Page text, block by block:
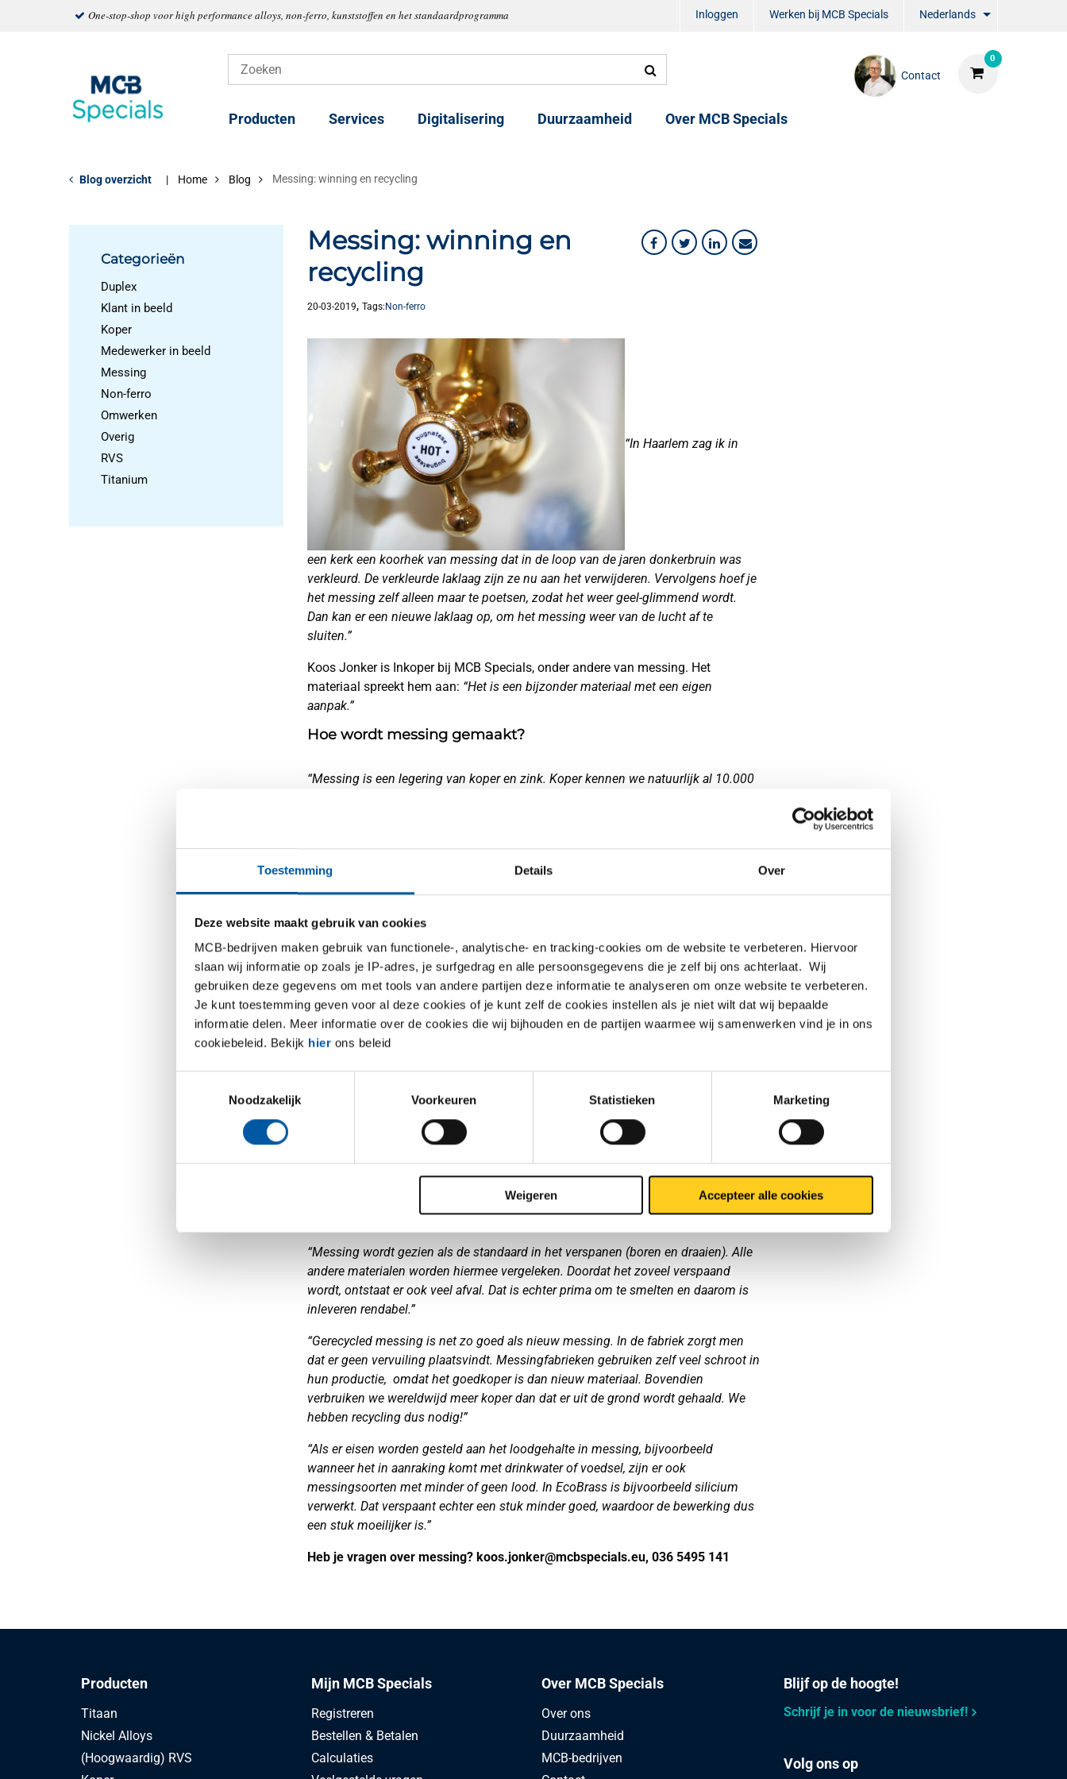
Toestemming Details Over
Deze website maakt gebruik van cookies
MCB-bedrijven maken gebruik van functionele-, analytische- en tracking-cookies om de website te verbeteren. Hiervoor
slaan wij informatie op zoals je IP-adres, je surfgedrag en alle persoonsgegevens die je zelf bij ons achterlaat. Wij
gebruiken deze gegevens om met tools van andere partijen deze informatie te analyseren om onze website te verbeteren.
Je kunt toestemming geven voor al deze cookies of je kunt zelf de cookies instellen als je niet wilt dat wij bepaalde
informatie delen. Meer informatie over de cookies die wij bijhouden en de partijen waarmee wij samenwerken vind je in ons
cookiebeleid. Bekijk hier ons beleid
Noodzakelijk
Voorkeuren Statistieken Marketing
Weigeren Accepteer alle cookies
One-stop-shop voor high performance alloys, non-ferro, kunststoffen en het standaardprogramma Inloggen Werken bij MCB Specials Nederlands
0
Contact
Producten Services Digitalisering Duurzaamheid Over MCB Specials
Blog overzicht Home Blog Messing: winning en recycling
Categorieën
Duplex
Klant in beeld
Koper
Medewerker in beeld
Messing
Non-ferro
Omwerken
Overig
RVS
Titanium
Messing: winning en
recycling
20-03-2019, Tags: Non-ferro
“In Haarlem zag ik in
een kerk een koorhek van messing dat in de loop van de jaren donkerbruin was
verkleurd. De verkleurde laklaag zijn ze nu aan het verwijderen. Vervolgens hoef je
het messing zelf alleen maar te poetsen, zodat het weer geel-glimmend wordt.
Dan kan er een nieuwe laklaag op, om het messing weer van de lucht af te
sluiten.”
Koos Jonker is Inkoper bij MCB Specials, onder andere van messing. Het
materiaal spreekt hem aan: “Het is een bijzonder materiaal met een eigen
aanpak.”
Hoe wordt messing gemaakt?
“Messing is een legering van koper en zink. Koper kennen we natuurlijk al 10.000
“Je kunt messing dus niet, als erts, delven in een mijn. Het wordt gemaakt van de
ertsen koper en zink. Door de verhouding koper – zink te controleren en eventueel
waardevol, omdat het een goede spanenbreker is. In de norm van messing staat
een enorme lijst met legeringen: er is heel veel mogelijk.”
“Let wel op: ijzer roest, maar koper, messing en zink oxideren ook. Ze krijgen ook
een laag, maar die ziet er anders uit dan bij ijzer. Messing wordt namelijk
donkerbruin en kan zelfs groenig worden, net als koper. Dat is vanwege een
reactie met zuurstof. Door het metaal af te sluiten van de buitenlucht, zou je dat
kunnen voorkomen. Zodra de laklaag beschadigt, zal het oxidatieproces echter
weer haar gang kunnen gaan”.
“Zuren werken ook in op het metaal en zorgen voor verkleuring. Houd er rekening
mee dat het zweet wat op onze handen zit ook zuur is. Als je met je vingers aan
het materiaal zit, zullen er donkere vlekken ontstaan. Door het metaal “op te
schuren” met koperpoets of Brasso (verkrijgbaar in de supermarkt) is het weer
mooi glimmend te maken”.
Recycling van messing
“Messing wordt gezien als de standaard in het verspanen (boren en draaien). Alle
andere materialen worden hiermee vergeleken. Doordat het zoveel verspaand
wordt, ontstaat er ook veel afval. Dat is echter prima om te smelten en daarom is
inleveren rendabel.”
“Gerecycled messing is net zo goed als nieuw messing. In de fabriek zorgt men
dat er geen vervuiling plaatsvindt. Messingfabrieken gebruiken zelf veel schroot in
hun productie, omdat het goedkoper is dan nieuw materiaal. Bovendien
verbruiken we wereldwijd meer koper dan dat er uit de grond wordt gehaald. We
hebben recycling dus nodig!”
“Als er eisen worden gesteld aan het loodgehalte in messing, bijvoorbeeld
wanneer het in aanraking komt met drinkwater of voedsel, zijn er ook
messingsoorten met minder of geen lood. In EcoBrass is bijvoorbeeld silicium
verwerkt. Dat verspaant echter een stuk minder goed, waardoor de bewerking dus
een stuk moeilijker is.”
Heb je vragen over messing? koos.jonker@mcbspecials.eu, 036 5495 141
Producten
Titaan
Nickel Alloys
(Hoogwaardig) RVS
Mijn MCB Specials
Registreren
Bestellen & Betalen
Calculaties
Over MCB Specials
Over ons
Duurzaamheid
MCB-bedrijven
Blijf op de hoogte!
Schrijf je in voor de nieuwsbrief!
Volg ons op